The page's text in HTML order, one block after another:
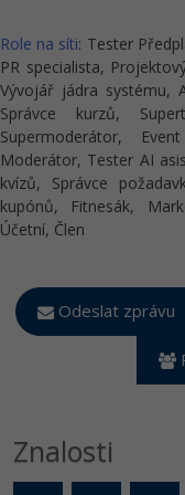
Copywriter
SEO
Algoritmy
Umělá
Pro děti
Více
Time
Windows
Linux
Sítě
Ostatní
Fórum
Role na síti: Tester
PR specialista,
Vývojář jádra systému,
Správce kurzů,
Supermoderátor,
Moderátor, Tester AI
kvízů, Správce
kupónů, Fitnesák,
Účetní, Člen
Odeslat zprávu
Znalosti